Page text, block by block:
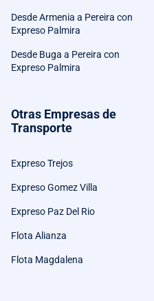
Desde Armenia a Pereira con
Expreso Palmira
Desde Buga a Pereira con
Expreso Palmira
Otras Empresas de
Transporte
Expreso Trejos
Expreso Gomez Villa
Expreso Paz Del Rio
Flota Alianza
Flota Magdalena